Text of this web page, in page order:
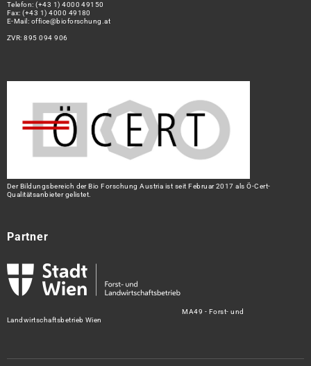
Telefon:(+43 1) 4000 49150
Fax: (+43 1) 4000 49180
E-Mail: office@bioforschung.at
ZVR: 895 094 906
Der Bildungsbereich der Bio Forschung Austria ist seit Februar 2017 als Ö-Cert-
Qualitätsanbieter gelistet.
Partner
MA49 - Forst- und
Landwirtschaftsbetrieb Wien